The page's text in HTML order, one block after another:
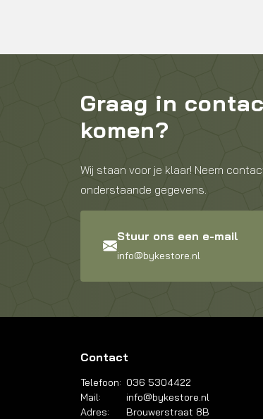
Graag in
komen?
Wij staan voor je klaar! Neem
onderstaande gegevens.
Stuur ons een e-mail
info@bykestore.nl
Contact
Telefoon: 036 5304422
Mail:
info@bykestore.nl
Adres:
Brouwerstraat 8B